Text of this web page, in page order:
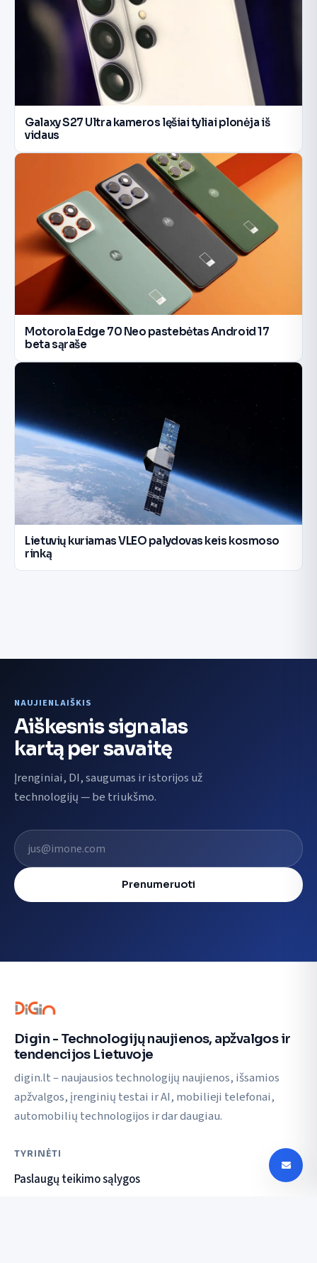
Galaxy S27 Ultra kameros lęšiai tyliai plonėja iš
vidaus
Motorola Edge 70 Neo pastebėtas Android 17
beta sąraše
Lietuvių kuriamas VLEO palydovas keis kosmoso
rinką
NAUJIENLAIŠKIS
Aiškesnis signalas
kartą per savaitę
Įrenginiai, DI, saugumas ir istorijos už
technologijų — be triukšmo.
El. pašto adresas
Prenumeruoti
Digin - Technologijų naujienos, apžvalgos ir
tendencijos Lietuvoje
digin.lt – naujausios technologijų naujienos, išsamios
apžvalgos, įrenginių testai ir AI, mobilieji telefonai,
automobilių technologijos ir dar daugiau.
TYRINĖTI
Paslaugų teikimo sąlygos